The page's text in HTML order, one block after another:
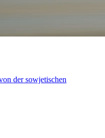
der sowjetischen